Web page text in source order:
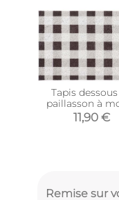
Tapis
paillasson à
(Carreaux)
11,90 €
Remise sur